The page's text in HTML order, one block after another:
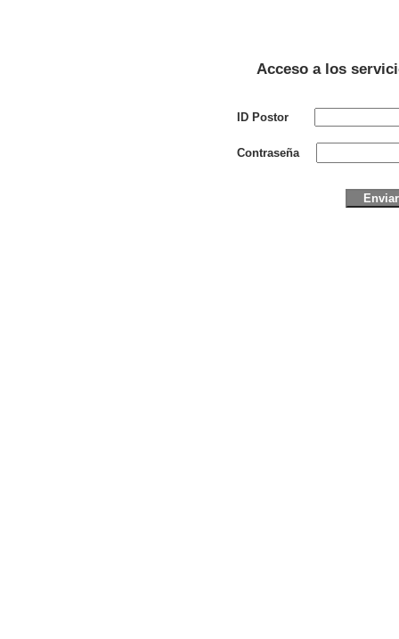
Acceso a los
ID Postor
Contraseña